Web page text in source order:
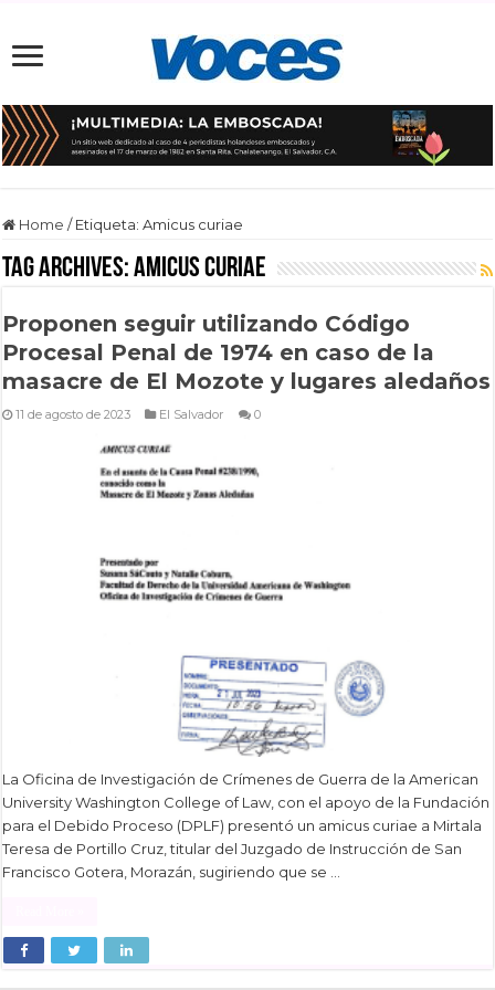
Home / Etiqueta:Amicus curiae
Tag Archives:Amicus curiae
Proponen seguir utilizando Código
Procesal Penal de 1974 en caso de la
masacre de El Mozote y lugares aledaños
11 de agosto de 2023 El Salvador 0
La Oficina de Investigación de Crímenes de Guerra de la American
University Washington College of Law, con el apoyo de la Fundación
para el Debido Proceso (DPLF) presentó un amicus curiae a Mirtala
Teresa de Portillo Cruz, titular del Juzgado de Instrucción de San
Francisco Gotera, Morazán, sugiriendo que se …